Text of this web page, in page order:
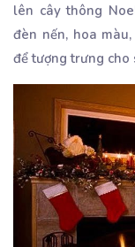
lên cây thông
đèn nến, hoa
để tượng trưng cho